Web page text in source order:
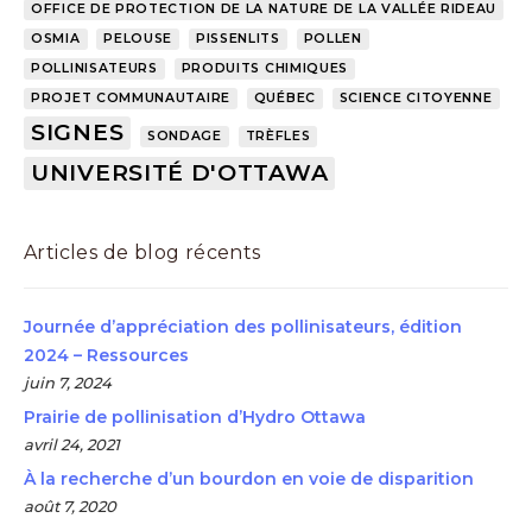
OFFICE DE PROTECTION DE LA NATURE DE LA VALLÉE RIDEAU
OSMIA
PELOUSE PISSENLITS
POLLEN
POLLINISATEURS
PRODUITS CHIMIQUES
PROJET COMMUNAUTAIRE
QUÉBEC SCIENCE CITOYENNE
SIGNES SONDAGE TRÈFLES
UNIVERSITÉ D'OTTAWA
Articles de blog récents
Journée d’appréciation des pollinisateurs, édition
2024 – Ressources
juin 7, 2024
Prairie de pollinisation d’Hydro Ottawa
avril 24, 2021
À la recherche d’un bourdon en voie de disparition
août 7, 2020